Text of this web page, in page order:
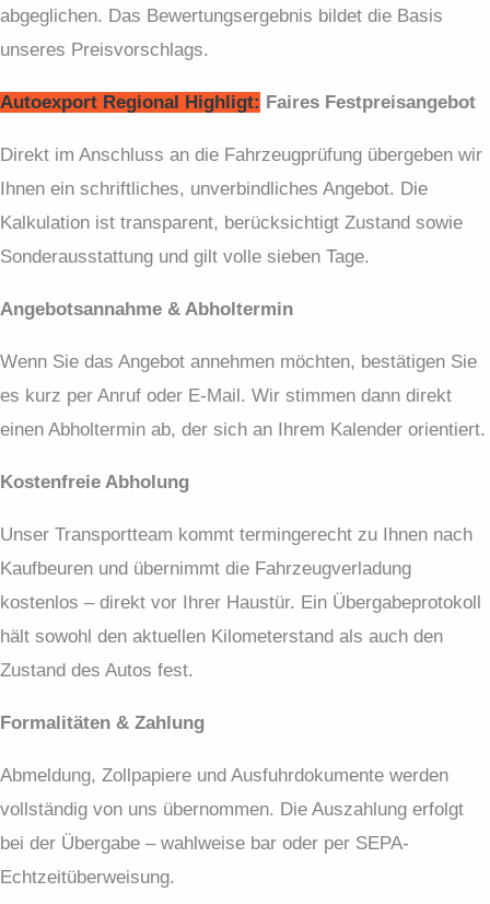
abgeglichen. Das Bewertungsergebnis bildet die Basis
unseres Preisvorschlags.
Autoexport Regional Highligt: Faires Festpreis­angebot
Direkt im Anschluss an die Fahrzeugprüfung übergeben wir
Ihnen ein schriftliches, unverbindliches Angebot. Die
Kalkulation ist transparent, berücksichtigt Zustand sowie
Sonderausstattung und gilt volle sieben Tage.
Angebotsannahme & Abholtermin
Wenn Sie das Angebot annehmen möchten, bestätigen Sie
es kurz per Anruf oder E-Mail. Wir stimmen dann direkt
einen Abholtermin ab, der sich an Ihrem Kalender orientiert.
Kostenfreie Abholung
Unser Transportteam kommt termingerecht zu Ihnen nach
Kaufbeuren und übernimmt die Fahrzeugverladung
kostenlos – direkt vor Ihrer Haustür. Ein Übergabeprotokoll
hält sowohl den aktuellen Kilometerstand als auch den
Zustand des Autos fest.
Formalitäten & Zahlung
Abmeldung, Zollpapiere und Ausfuhrdokumente werden
vollständig von uns übernommen. Die Auszahlung erfolgt
bei der Übergabe – wahlweise bar oder per SEPA-
Echtzeitüberweisung.